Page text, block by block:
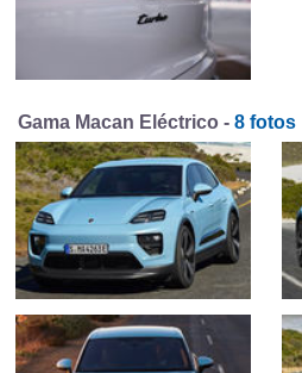
Gama Macan Eléctrico - 8 fotos